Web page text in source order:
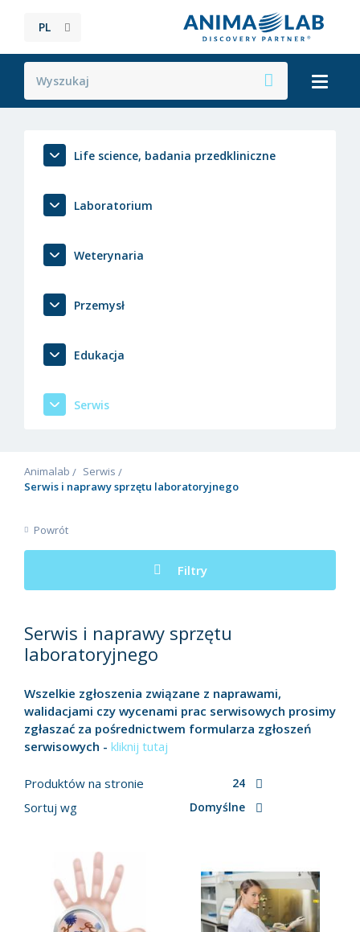
PL
Life science, badania przedkliniczne
Laboratorium
Weterynaria
Przemysł
Edukacja
Serwis
Animalab
Serwis
Serwis i naprawy sprzętu laboratoryjnego
Powrót
Filtry
Serwis i naprawy sprzętu
laboratoryjnego
Wszelkie zgłoszenia związane z naprawami,
walidacjami czy wycenami prac serwisowych prosimy
zgłaszać za pośrednictwem formularza zgłoszeń
serwisowych - kliknij tutaj
Produktów na stronie 24
Sortuj wg Domyślne